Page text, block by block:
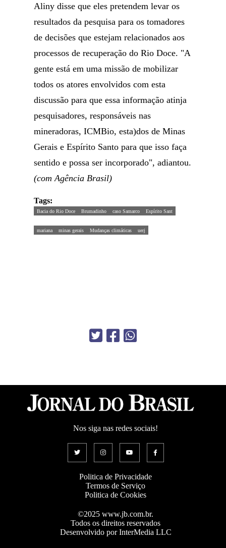
Aliny disse que eles pretendem levar os
resultados da pesquisa para os tomadores
de decisões que estejam relacionados aos
processos de recuperação do Rio Doce. "A
gente está em uma missão de mobilizar
todos os atores envolvidos com esta
discussão para que essa informação atinja
pesquisadores, responsáveis nas
mineradoras, ICMBio, esta)dos de Minas
Gerais e Espírito Santo para que isso faça
sentido e possa ser incorporado", adiantou.
(com Agência Brasil)
Tags:
Bacia do Rio Doce Brumadinho caso Samarco Espírito Sant
mariana minas gerais Mudanças climáticas uerj
Nos siga nas redes sociais!
Politica de Privacidade
Termos de Serviço
Politica de Cookies
©2025 www.jb.com.br.
Todos os direitos reservados
Desenvolvido por InterMedia LLC